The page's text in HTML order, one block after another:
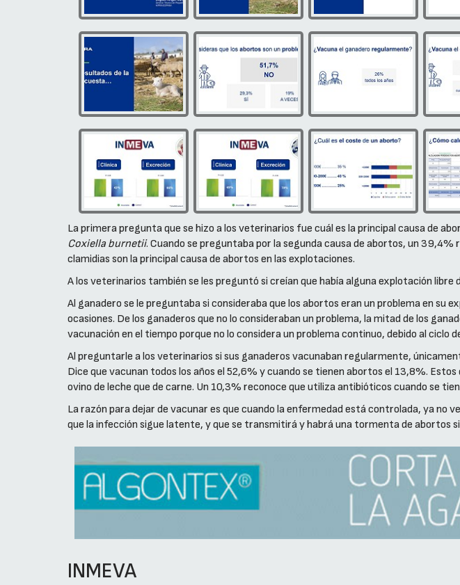
La primera pregunta que se hizo a los veterinarios fue cuál es la principal causa de
Coxiella burnetii. Cuando se preguntaba por la segunda causa de abortos, un 39,4%
clamidias son la principal causa de abortos en las explotaciones.
A los veterinarios también se les preguntó si creían que había alguna explotación libre
Al ganadero se le preguntaba si consideraba que los abortos eran un problema en su
ocasiones. De los ganaderos que no lo consideraban un problema, la mitad de los
vacunación en el tiempo porque no lo considera un problema continuo, debido al ciclo
Al preguntarle a los veterinarios si sus ganaderos vacunaban regularmente,
Dice que vacunan todos los años el 52,6% y cuando se tienen abortos el 13,8%.
ovino de leche que de carne. Un 10,3% reconoce que utiliza antibióticos cuando se
La razón para dejar de vacunar es que cuando la enfermedad está controlada, ya no
que la infección sigue latente, y que se transmitirá y habrá una tormenta de abortos
INMEVA